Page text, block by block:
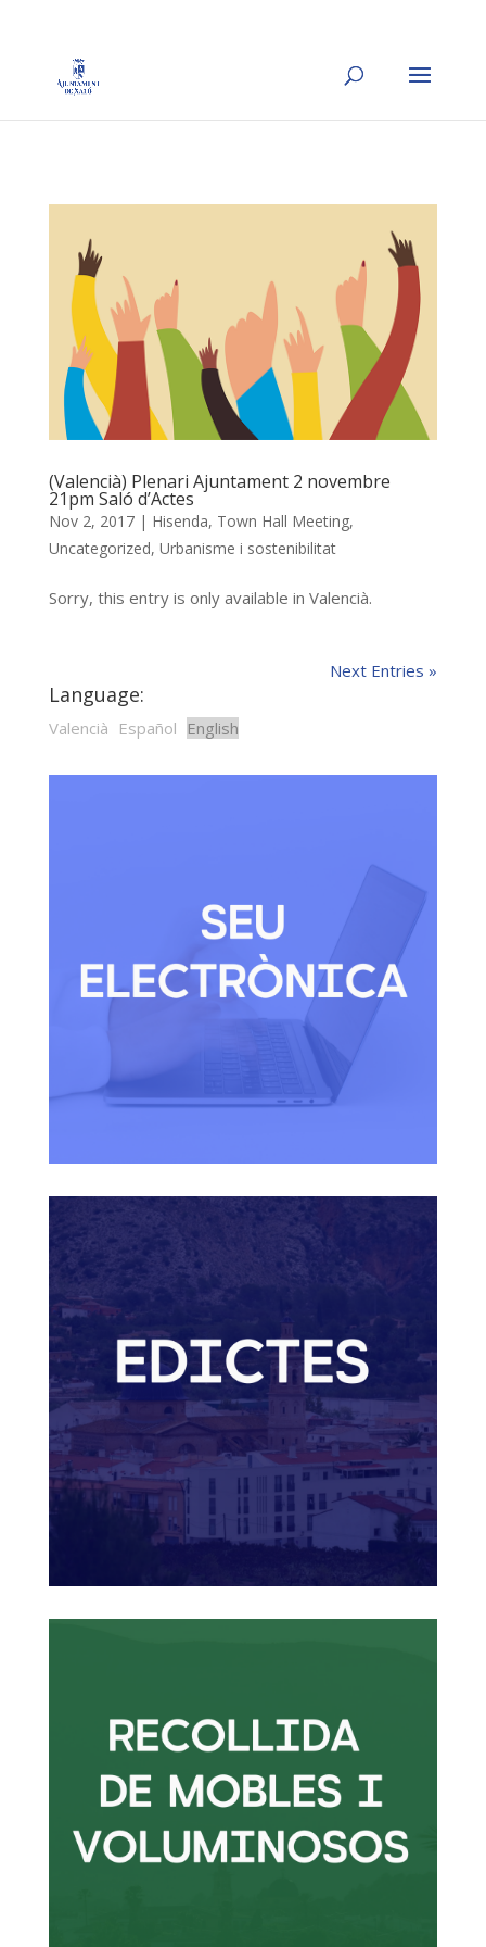
(Valencià) Plenari Ajuntament 2 novembre
21pm Saló d’Actes
Nov 2, 2017| Hisenda, Town Hall Meeting,
Uncategorized, Urbanisme i sostenibilitat
Sorry, this entry is only available in Valencià.
Next Entries »
Language:
Valencià Español English